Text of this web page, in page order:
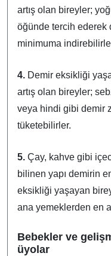
artış olan bireyler;
öğünde tercih ederek
minimuma
4. Demir eksikliği
artış olan bireyler;
veya hindi gibi demir
tüketebilirler.
5. Çay, kahve gibi
bilinen yapı demirin
eksikliği yaşayan
ana yemeklerden en
Bebekler ve
üyolar